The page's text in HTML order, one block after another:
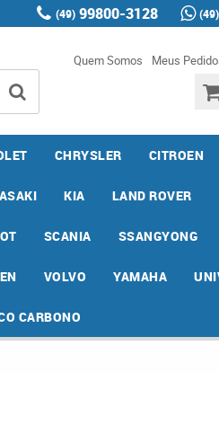
(49) 99800-3128 (49)
Quem Somos Meus
CHRYSLER CITROEN
KIA LAND ROVER
SCANIA SSANGYONG
VOLVO YAMAHA
CARBONO